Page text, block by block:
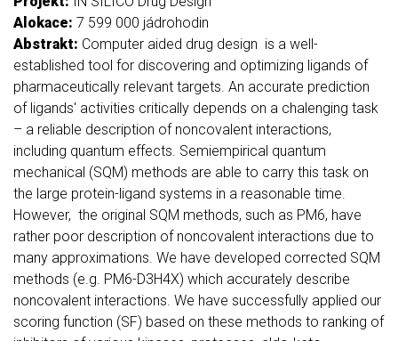
Alokace: 7 599 000 jádrohodin
Abstrakt: Computer aided drug design is a well-
established tool for discovering and optimizing ligands of
pharmaceutically relevant targets. An accurate prediction
of ligands' activities critically depends on a chalenging task
– a reliable description of noncovalent interactions,
including quantum effects. Semiempirical quantum
mechanical (SQM) methods are able to carry this task on
the large protein-ligand systems in a reasonable time.
However, the original SQM methods, such as PM6, have
rather poor description of noncovalent interactions due to
many approximations. We have developed corrected SQM
methods (e.g. PM6-D3H4X) which accurately describe
noncovalent interactions. We have successfully applied our
scoring function (SF) based on these methods to ranking of